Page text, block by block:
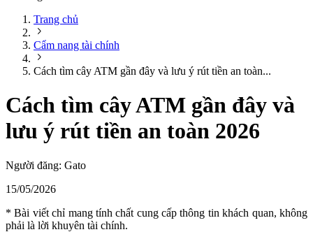
Trang chủ
Cẩm nang tài chính
Cách tìm cây ATM gần đây và lưu ý rút tiền an toàn...
Cách tìm cây ATM gần đây và
lưu ý rút tiền an toàn 2026
Người đăng: Gato
15/05/2026
* Bài viết chỉ mang tính chất cung cấp thông tin khách quan, không
phải là lời khuyên tài chính.